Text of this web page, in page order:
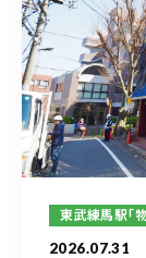
東武練馬駅「
2026.07.31